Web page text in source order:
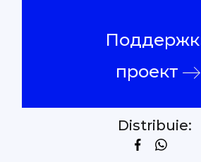
проект
Distribuie: